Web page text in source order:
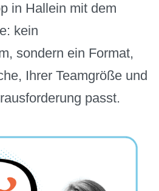
in Hallein mit dem
kein
sondern ein Format,
Ihrer Teamgröße und
passt.